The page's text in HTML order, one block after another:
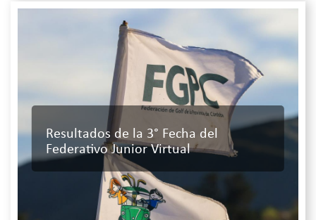
Resultados de la 3° Fecha del
Federativo Junior Virtual